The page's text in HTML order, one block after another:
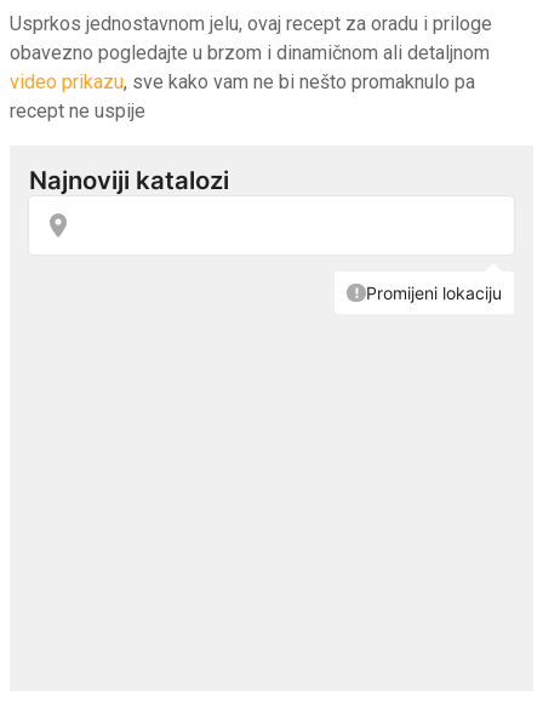
Usprkos jednostavnom jelu, ovaj recept za oradu i priloge
obavezno pogledajte u brzom i dinamičnom ali detaljnom
video prikazu, sve kako vam ne bi nešto promaknulo pa
recept ne uspije